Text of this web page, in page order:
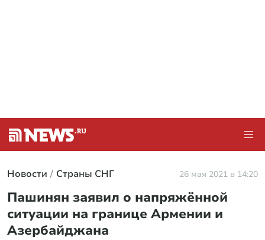
Новости Страны СНГ 26 мая 2021 в 14:20
Пашинян заявил о напряжённой
ситуации на границе Армении и
Азербайджана